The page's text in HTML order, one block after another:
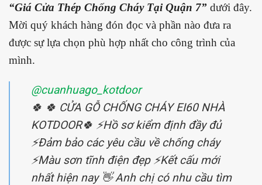
“Giá Cửa Thép Chống Cháy Tại Quận 7” dưới đây.
Mời quý khách hàng đón đọc và phần nào đưa ra
được sự lựa chọn phù hợp nhất cho công trình của
mình.
@cuanhuago_kotdoor
🍀 🍀 CỬA GỖ CHỐNG CHÁY EI60 NHÀ
KOTDOOR🍀 ⚡️Hồ sơ kiểm định đầy đủ
⚡️Đảm bảo các yêu cầu về chống cháy
⚡️Màu sơn tĩnh điện đẹp ⚡️Kết cấu mới
nhất hiện nay 👋 Anh chị có nhu cầu tìm